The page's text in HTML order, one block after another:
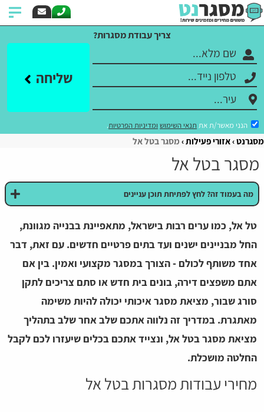
צריך עבודת מסגרות?
שליחה
הנני מאשר/ת את תנאי השימוש ומדיניות הפרטיות.
מסגרנט אזורי פעילות מסגר בטל אל
מסגר בטל אל
מה בעמוד זה? לחץ לפתיחת תוכן עניינים
טל אל, כמו ערים רבות בישראל, מתאפיינת בבנייה מגוונת,
החל מבניינים ישנים ועד בתים פרטיים חדשים. עם זאת, דבר
אחד משותף לכולם - הצורך במסגר מקצועי ואמין. בין אם
אתם משפצים דירה, בונים בית חדש או סתם צריכים לתקן
סורג שבור, מציאת מסגר איכותי יכולה להיות משימה
מאתגרת. במדריך זה נלווה אתכם שלב אחר שלב בתהליך
מציאת מסגר בטל אל, ונצייד אתכם בכלים שיעזרו לכם לקבל
החלטה מושכלת.
מחירי עבודות מסגרות בטל אל